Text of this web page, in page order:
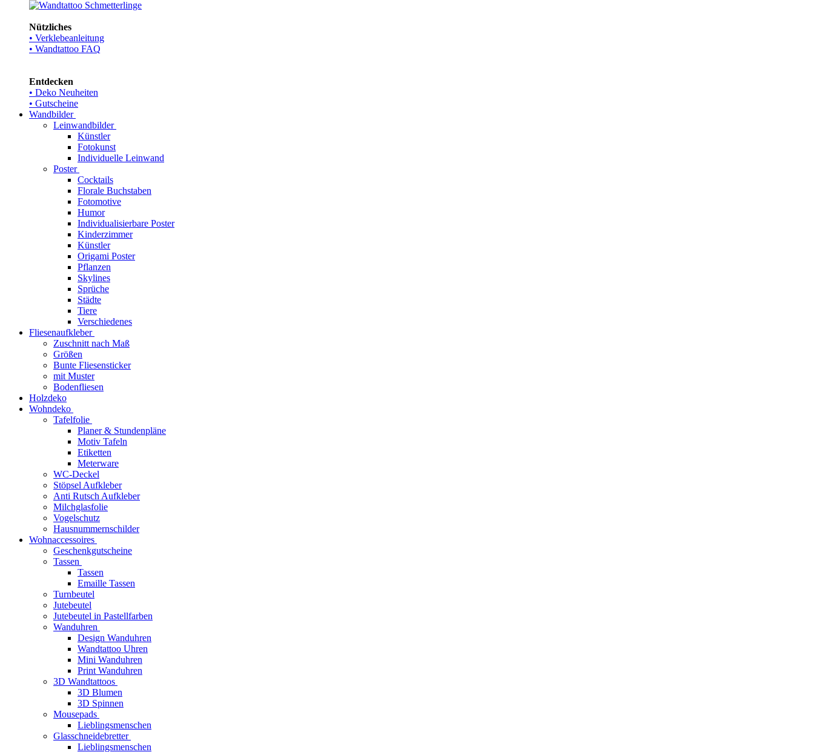
Nützliches
• Verklebeanleitung
• Wandtattoo FAQ
Entdecken
• Deko Neuheiten
• Gutscheine
Wandbilder
Leinwandbilder
Künstler
Fotokunst
Individuelle Leinwand
Poster
Cocktails
Florale Buchstaben
Fotomotive
Humor
Individualisierbare Poster
Kinderzimmer
Künstler
Origami Poster
Pflanzen
Skylines
Sprüche
Städte
Tiere
Verschiedenes
Fliesenaufkleber
Zuschnitt nach Maß
Größen
Bunte Fliesensticker
mit Muster
Bodenfliesen
Holzdeko
Wohndeko
Tafelfolie
Planer & Stundenpläne
Motiv Tafeln
Etiketten
Meterware
WC-Deckel
Stöpsel Aufkleber
Anti Rutsch Aufkleber
Milchglasfolie
Vogelschutz
Hausnummernschilder
Wohnaccessoires
Geschenkgutscheine
Tassen
Tassen
Emaille Tassen
Turnbeutel
Jutebeutel
Jutebeutel in Pastellfarben
Wanduhren
Design Wanduhren
Wandtattoo Uhren
Mini Wanduhren
Print Wanduhren
3D Wandtattoos
3D Blumen
3D Spinnen
Mousepads
Lieblingsmenschen
Glasschneidebretter
Lieblingsmenschen